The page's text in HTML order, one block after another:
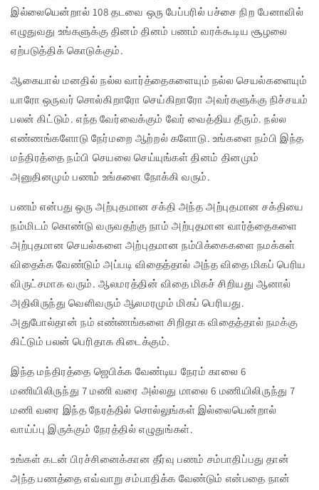
இல்லையென்றால் 108 தடவை ஒரு பேப்பரில் பச்சை நிற பேனாவில்
எழுதுவது உங்களுக்கு தினம் தினம் பணம் வரக்கூடிய சூழலை
ஏற்படுத்திக் கொடுக்கும்.
ஆகையால் மனதில் நல்ல வார்த்தைகளையும் நல்ல செயல்களையும்
யாரோ ஒருவர் சொல்கிறாரோ செய்கிறாரோ அவர்களுக்கு நிச்சயம்
பலன் கிட்டும். எந்த வேர்வைக்கும் வேர் வைத்திய தீரும். நல்ல
எண்ணங்களோடு நேர்மறை ஆற்றல் களோடு. உங்களை நம்பி இந்த
மந்திரத்தை நம்பி செயலை செய்யுங்கள் தினம் தினமும்
அனுதினமும் பணம் உங்களை நோக்கி வரும்.
பணம் என்பது ஒரு அற்புதமான சக்தி அந்த அற்புதமான சக்தியை
நம்மிடம் கொண்டு வருவதற்கு நாம் அற்புதமான வார்த்தைகளை
அற்புதமான செயல்களை அற்புதமான நம்பிக்கைகளை நமக்கள்
விதைக்க வேண்டும் அப்படி விதைத்தால் அந்த விதை மிகப் பெரிய
விருட்சமாக வரும். ஆலமரத்தின் விதை மிகச் சிறியது ஆனால்
அதிலிருந்து வெளிவரும் ஆலமரமும் மிகப் பெரியது.
அதுபோல்தான் நம் எண்ணங்களை சிறிதாக விதைத்தால் நமக்கு
கிட்டும் பலன் பெரிதாக கிடைக்கும்.
இந்த மந்திரத்தை ஜெபிக்க வேண்டிய நேரம் காலை 6
மணியிலிருந்து 7 மணி வரை அல்லது மாலை 6 மணியிலிருந்து 7
மணி வரை இந்த நேரத்தில் சொல்லுங்கள் இல்லையென்றால்
வாய்ப்பு இருக்கும் நேரத்தில் எழுதுங்கள்.
உங்கள் கடன் பிரச்சினைக்கான தீர்வு பணம் சம்பாதிப்பது தான்
அந்த பணத்தை எவ்வாறு சம்பாதிக்க வேண்டும் என்பதை நான்